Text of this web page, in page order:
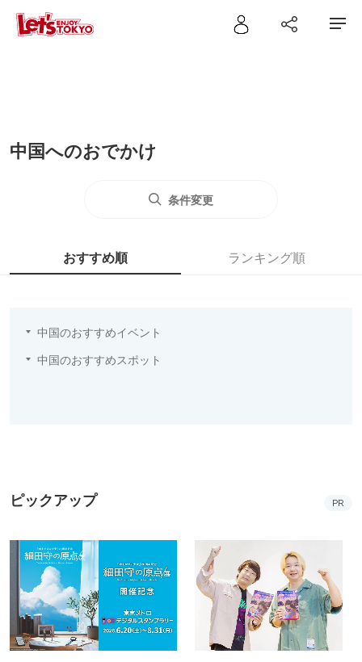
中国へのおでかけ
条件変更
おすすめ順 ランキング順
中国のおすすめイベント
中国のおすすめスポット
ピックアップ PR